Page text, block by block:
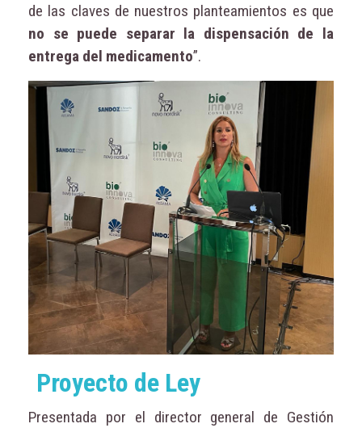
de las claves de nuestros planteamientos es que
no se puede separar la dispensación de la
entrega del medicamento”.
Proyecto de Ley
Presentada por el director general de Gestión